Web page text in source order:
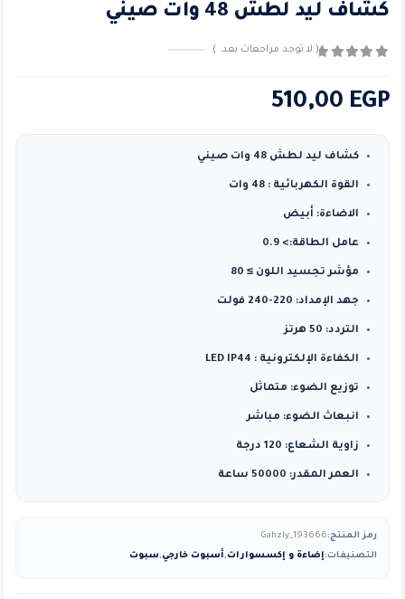
كشاف ليد لطش 48 وات صيني
( لا توجد مراجعات بعد. )
510,00 EGP
كشاف ليد لطش 48 وات صيني
القوة الكهربائية : 48 وات
الاضاءة: أبيض
عامل الطاقة:> 0.9
مؤشر تجسيد اللون ≥ 80
جهد الإمداد: 220-240 فولت
التردد: 50 هرتز
الكفاءة الإلكترونية : LED IP44
توزيع الضوء: متماثل
انبعاث الضوء: مباشر
زاوية الشعاع: 120 درجة
العمر المقدر: 50000 ساعة
رمز المنتج:Gahzly_193666
التصنيفات:إضاءة و إكسسوارات,أسبوت خارجي,سبوت